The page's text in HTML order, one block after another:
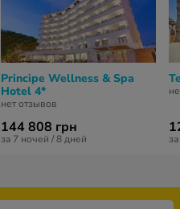
Principe Wellness & Spa
Hotel 4*
нет отзывов
144 808 грн
за 7 ночей / 8 дней